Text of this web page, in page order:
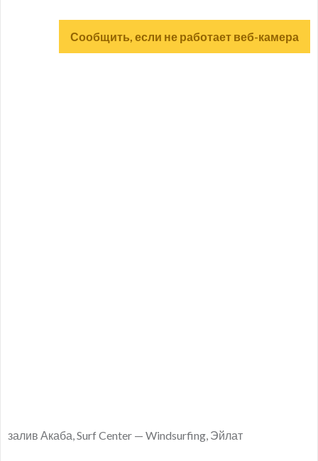
Сообщить, если не работает веб-камера
залив Акаба, Surf Center — Windsurfing, Эйлат